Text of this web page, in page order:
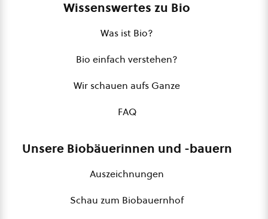
Wissenswertes zu Bio
Was ist Bio?
Bio einfach verstehen?
Wir schauen aufs Ganze
FAQ
Unsere Biobäuerinnen und -bauern
Auszeichnungen
Schau zum Biobauernhof